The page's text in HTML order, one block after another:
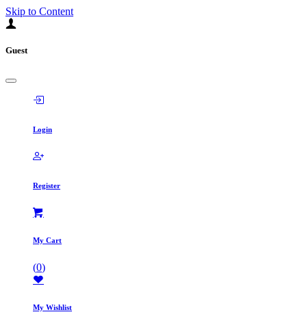
Skip to Content
Guest
Login
Register
My Cart
(0)
My Wishlist